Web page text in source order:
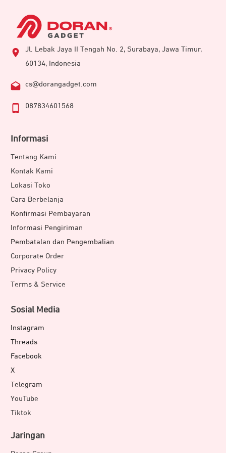
Jl. Lebak Jaya II Tengah No. 2, Surabaya, Jawa Timur,
60134, Indonesia
cs@dorangadget.com
087834601568
Informasi
Tentang Kami
Kontak Kami
Lokasi Toko
Cara Berbelanja
Konfirmasi Pembayaran
Informasi Pengiriman
Pembatalan dan Pengembalian
Corporate Order
Privacy Policy
Terms & Service
Sosial Media
Instagram
Threads
Facebook
X
Telegram
YouTube
Tiktok
Jaringan